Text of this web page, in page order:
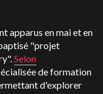
apparus en mai et en
"projet
Selon
de formation
d'explorer